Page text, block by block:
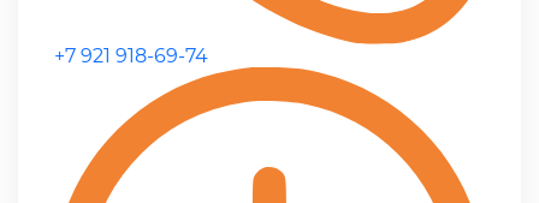
+7 921 918-69-74